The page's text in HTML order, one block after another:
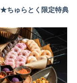
ちゅらとく限定特典